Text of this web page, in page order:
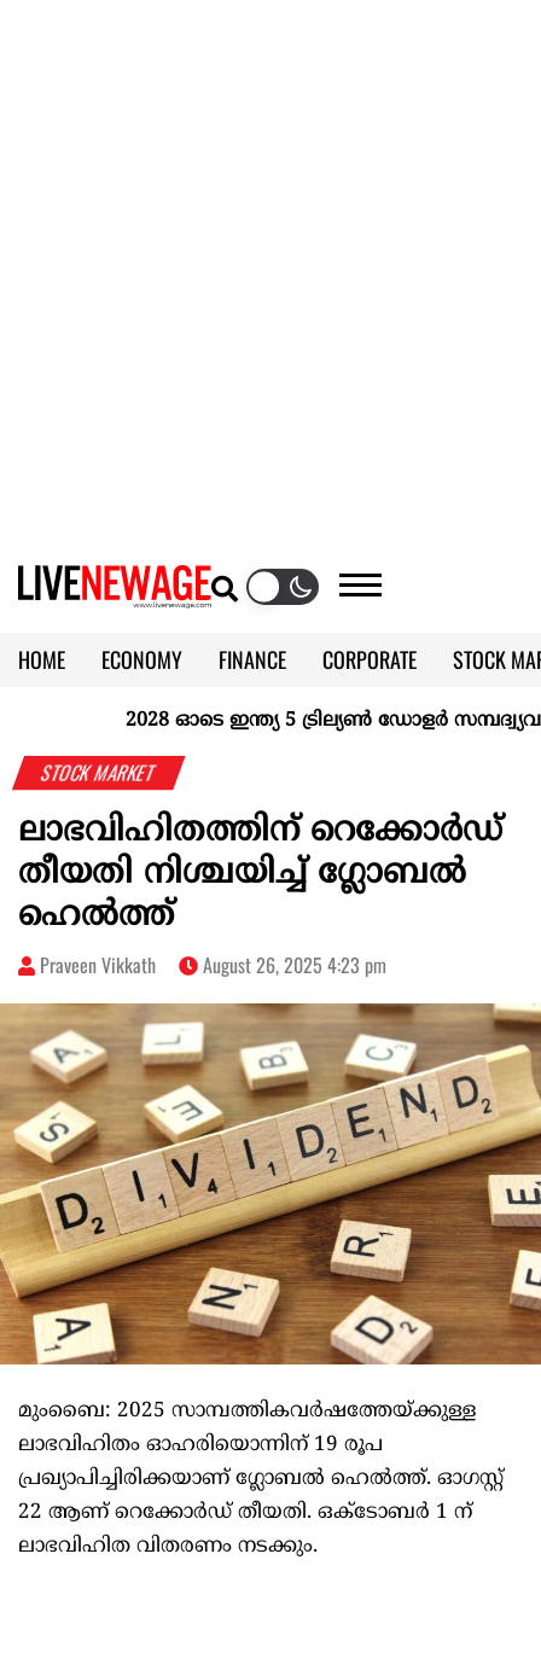
HOME ECONOMY FINANCE CORPORATE
STOCK
KERALA @70
2028 ഓടെ ഇന്ത്യ 5 ട്രില്യണ്‍ ഡോളര്‍
STOCK MARKET
ലാഭവിഹിതത്തിന് റെക്കോര്‍ഡ്
തീയതി നിശ്ചയിച്ച് ഗ്ലോബല്‍
ഹെല്‍ത്ത്
Praveen Vikkath August 26, 2025 4:23 pm
മുംബൈ: 2025 സാമ്പത്തികവര്‍ഷത്തേയ്ക്കുള്ള
ലാഭവിഹിതം ഓഹരിയൊന്നിന് 19 രൂപ
പ്രഖ്യാപിച്ചിരിക്കയാണ് ഗ്ലോബല്‍ ഹെല്‍ത്ത്. ഓഗസ്റ്റ്
22 ആണ് റെക്കോര്‍ഡ് തീയതി. ഒക്ടോബര്‍ 1 ന്
ലാഭവിഹിത വിതരണം നടക്കും.